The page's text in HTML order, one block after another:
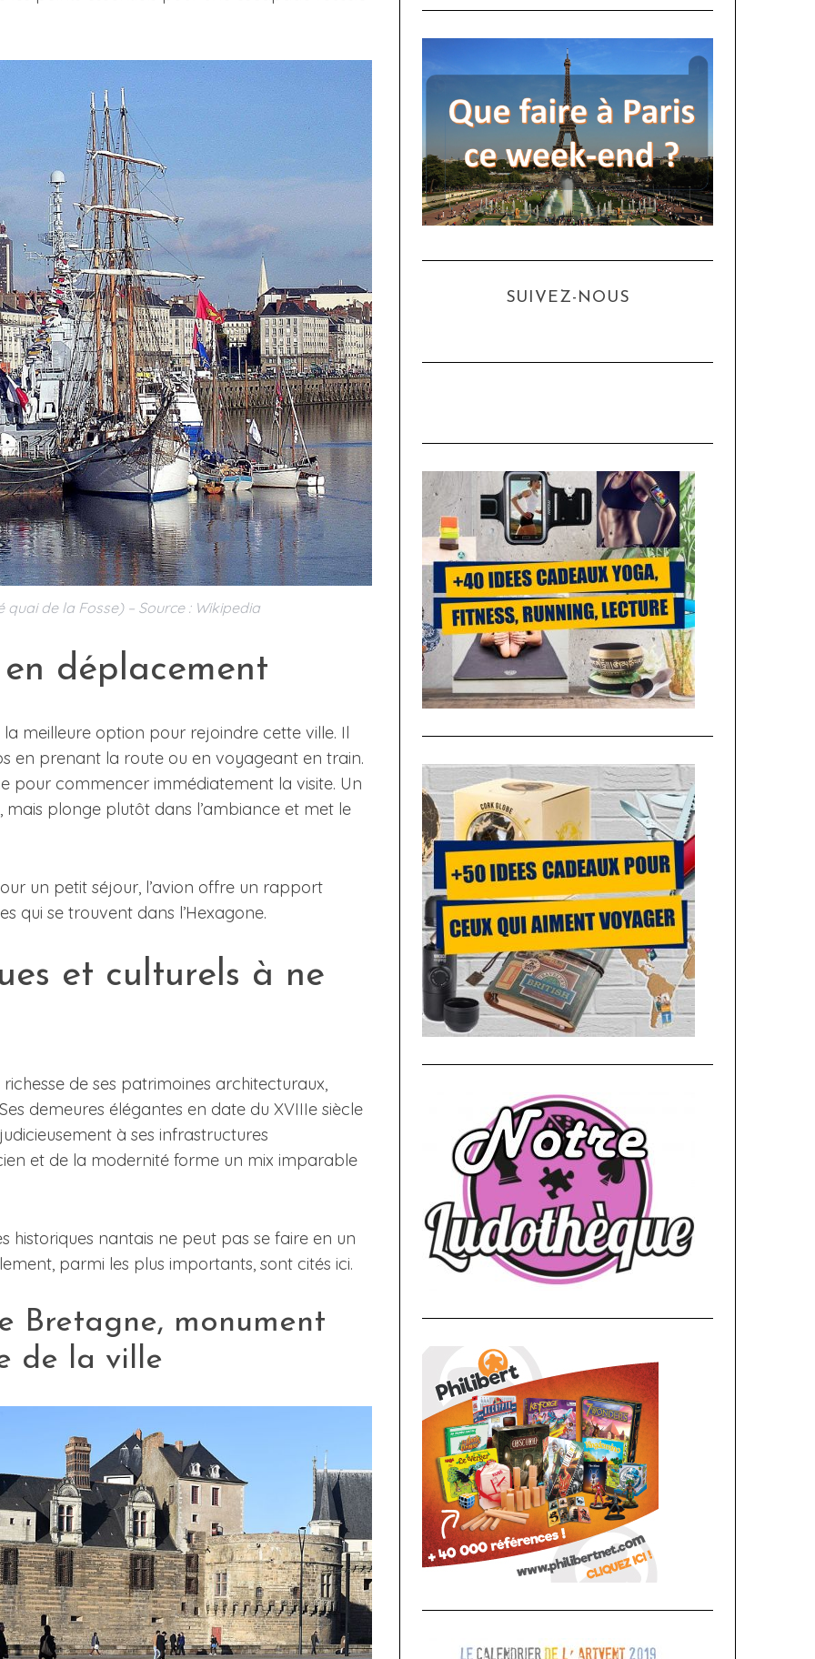
de la Fosse) – Source : Wikipedia
déplacement
meilleure option pour rejoindre cette ville. Il
en prenant la route ou en voyageant en train.
pour commencer immédiatement la visite. Un
plonge plutôt dans l’ambiance et met le
un petit séjour, l’avion offre un rapport
qui se trouvent dans l’Hexagone.
et culturels à ne
de ses patrimoines architecturaux,
demeures élégantes en date du XVIIIe siècle
à ses infrastructures
et de la modernité forme un mix imparable
historiques nantais ne peut pas se faire en un
parmi les plus importants, sont cités ici.
Bretagne, monument
de la ville
SUIVEZ-NOUS